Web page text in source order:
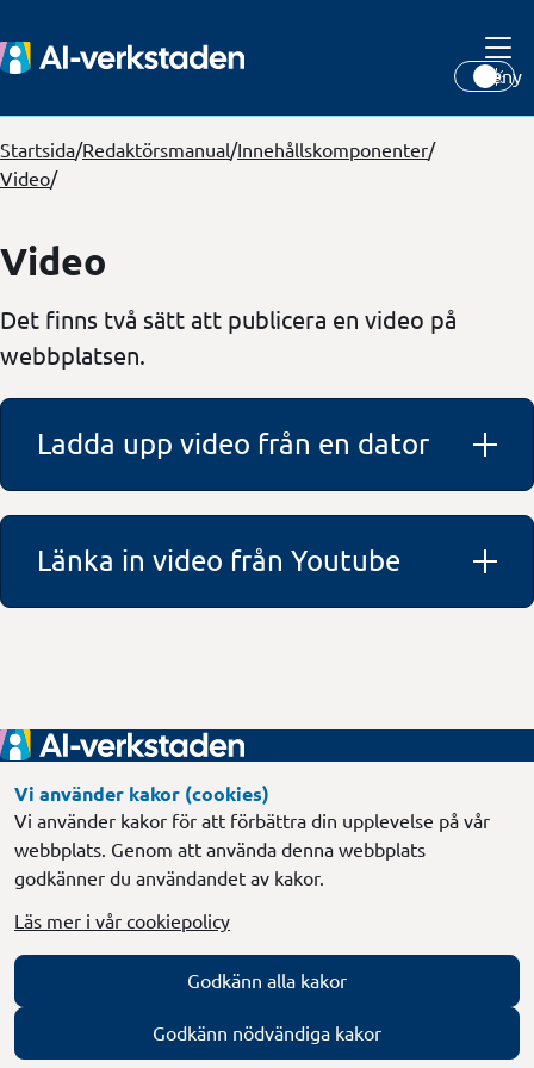
Vi använder kakor (cookies)
Vi använder kakor för att förbättra din upplevelse på vår
webbplats. Genom att använda denna webbplats
godkänner du användandet av kakor.
Läs mer i vår cookiepolicy
Godkänn alla kakor
Godkänn nödvändiga kakor
Meny
Startsida/Redaktörsmanual/Innehållskomponenter/
Video/
Video
Det finns två sätt att publicera en video på
webbplatsen.
Ladda upp video från en dator
Länka in video från Youtube
Sidfot
Gemensamt regeringsuppdrag
Försäkringskassan
Länk till annan webbplats,
Skatteverket
Länk till annan webbplats, öppnas i nytt
Regeringskansliet
Länk till annan webbplats, öppnas
Behandling av personuppgifter
English